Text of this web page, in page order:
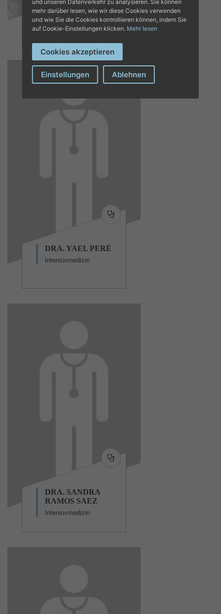
NATALY PARRA
Intensivmedizin
DRA. YAEL PERÉ
Intensivmedizin
DRA. SANDRA
RAMOS SAEZ
Intensivmedizin
und unseren Datenverkehr zu analysieren. Sie können
mehr darüber lesen, wie wir diese Cookies verwenden
und wie Sie die Cookies kontrollieren können, indem Sie
auf Cookie-Einstellungen klicken. Mehr lesen
Cookies akzeptieren
Einstellungen Ablehnen